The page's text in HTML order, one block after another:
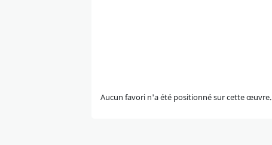
Aucun favori n'a été positionné sur cette œuvre.